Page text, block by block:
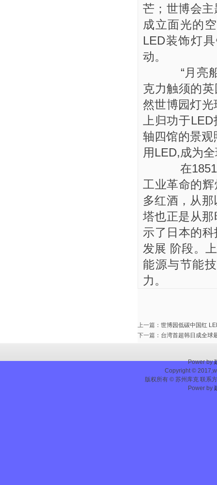
芒；世博会
成立面光的
LED装饰灯
动。
“月亮船”
克力触须的
然世博园灯
上归功于
轴四馆的景观
用LED,成为
在1851
工业革命的
多红酒，从
塔也正是从
示了日本的
发展 阶段。
能源与节能
力。
上一篇 ： 世博园低碳中国红
下一篇 ： 台湾首超韩日成全球
Power by
Copyright ©
版权所有 © 苏州库克 联系
Power by